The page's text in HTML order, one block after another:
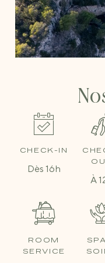
CHECK-IN
Dès 16h
À
ROOM
SERVICE